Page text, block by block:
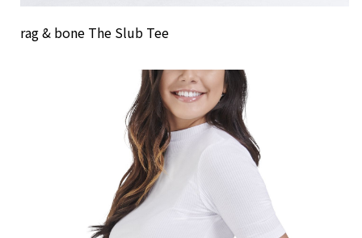
rag & bone The Slub Tee